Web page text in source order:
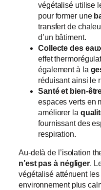
végétalisé utilise
pour former une
transfert de
d’un bâtiment.
Collecte des
effet
également à la
réduisant ainsi le
Santé et bien-
espaces verts en
améliorer la
fournissant des
respiration.
Au-delà de l’isolation
n’est pas à négliger.
végétalisé atténuent
environnement plus